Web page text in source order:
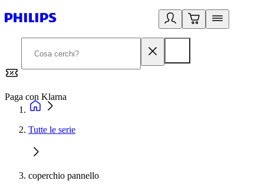
Paga con Klarna
Tutte le serie
coperchio pannello